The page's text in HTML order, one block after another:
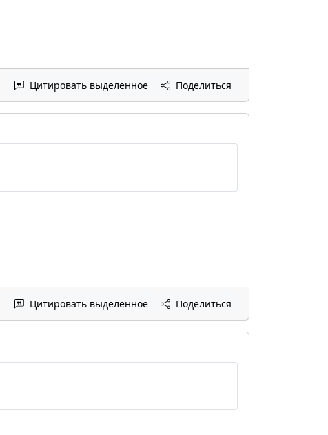
Цитировать выделенное Поделиться
Цитировать выделенное Поделиться